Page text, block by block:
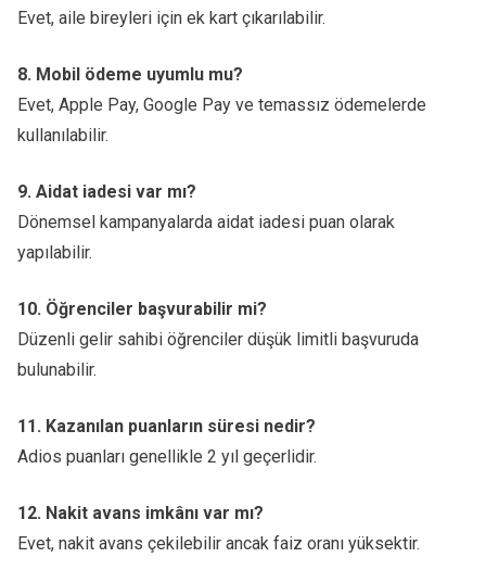
Evet, aile bireyleri için ek kart çıkarılabilir.
8. Mobil ödeme uyumlu mu?
Evet, Apple Pay, Google Pay ve temassız ödemelerde
kullanılabilir.
9. Aidat iadesi var mı?
Dönemsel kampanyalarda aidat iadesi puan olarak
yapılabilir.
10. Öğrenciler başvurabilir mi?
Düzenli gelir sahibi öğrenciler düşük limitli başvuruda
bulunabilir.
11. Kazanılan puanların süresi nedir?
Adios puanları genellikle 2 yıl geçerlidir.
12. Nakit avans imkânı var mı?
Evet, nakit avans çekilebilir ancak faiz oranı yüksektir.